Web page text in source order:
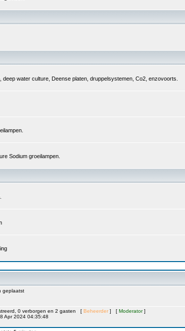
water culture, Deense platen, druppelsystemen, Co2, enzovoorts.
Sodium groeilampen.
geplaatst
0 verborgen en 2 gasten [ Beheerder ] [ Moderator]
Apr 2024 04:35:48